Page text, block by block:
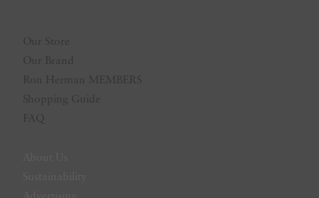
Our Store
Our Brand
Ron Herman MEMBERS
Shopping Guide
FAQ